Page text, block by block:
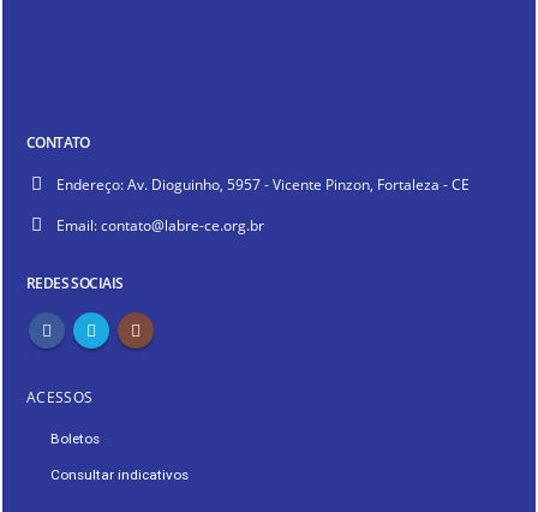
CONTATO
Endereço:Av. Dioguinho, 5957 - Vicente Pinzon, Fortaleza - CE
Email:contato@labre-ce.org.br
REDES SOCIAIS
ACESSOS
Boletos
Consultar indicativos